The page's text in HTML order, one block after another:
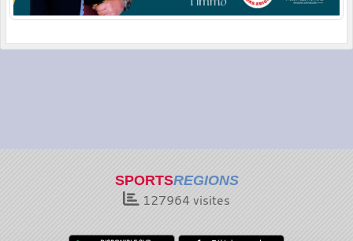
SPORTSREGIONS
127964visites